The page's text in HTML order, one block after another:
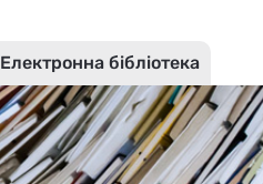
Електронна бібліотека